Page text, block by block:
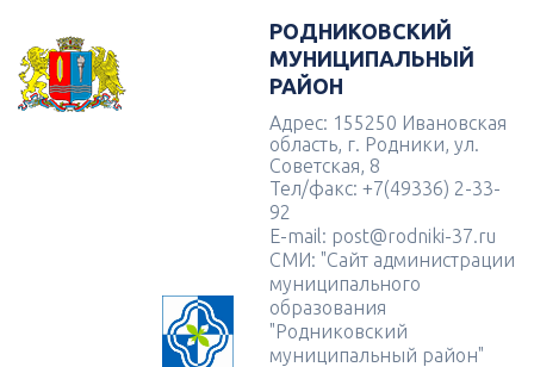
РОДНИКОВСКИЙ
МУНИЦИПАЛЬНЫЙ
РАЙОН
Адрес: 155250 Ивановская
область, г. Родники, ул.
Советская, 8
Тел/факс: +7(49336) 2-33-
92
E-mail: post@rodniki-37.ru
СМИ: "Сайт администрации
муниципального
образования
"Родниковский
муниципальный район"